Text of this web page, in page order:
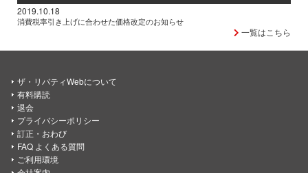
2019.10.18
消費税率引き上げに合わせた価格改定のお知らせ
一覧はこちら
ザ・リバティWebについて
有料購読
退会
プライバシーポリシー
訂正・おわび
FAQ よくある質問
ご利用環境